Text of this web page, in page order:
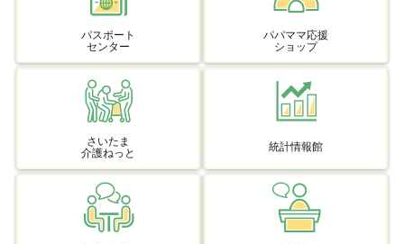
パスポート
センター
パパママ応援
ショップ
さいたま
介護ねっと
統計情報館